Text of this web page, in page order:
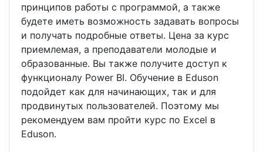
принципов работы с программой, а также
будете иметь возможность задавать вопросы
и получать подробные ответы. Цена за курс
приемлемая, а преподаватели молодые и
образованные. Вы также получите доступ к
функционалу Power BI. Обучение в Eduson
подойдет как для начинающих, так и для
продвинутых пользователей. Поэтому мы
рекомендуем вам пройти курс по Excel в
Eduson.